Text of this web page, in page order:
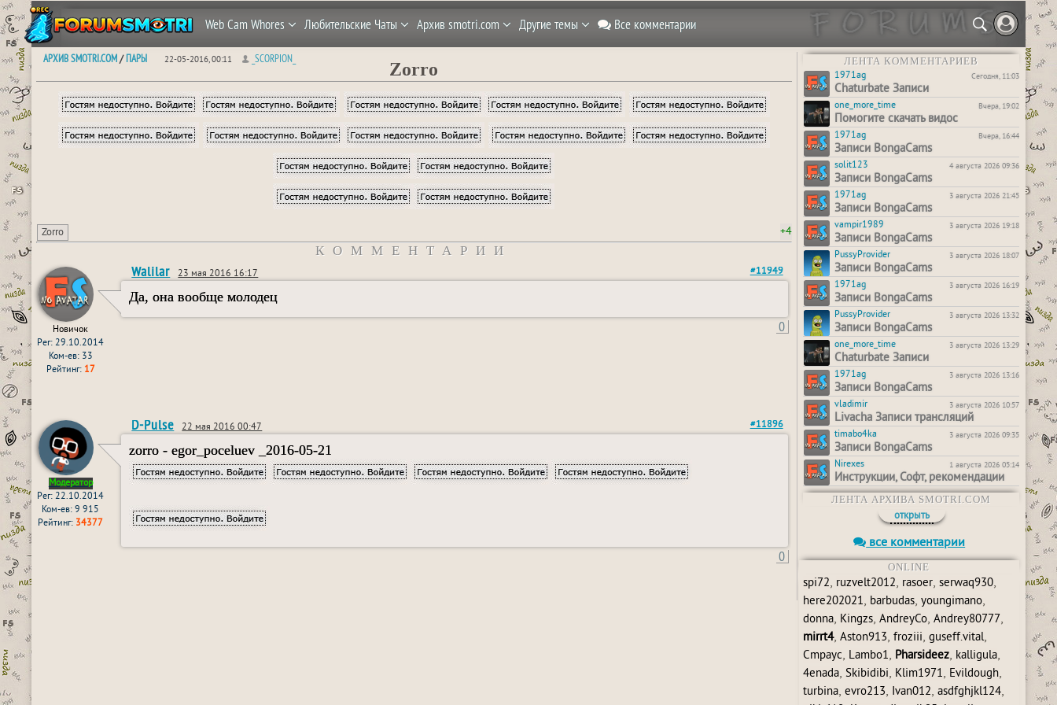
Web Cam Whores Любительские Чаты Архив smotri.com Другие темы Все комментарии
АРХИВ SMOTRI.COM/ПАРЫ 22-05-2016, 00:11 _SCORPION_
Zorro
Zorro +4
КОММЕНТАРИИ
Новичок
Рег: 29.10.2014
Ком-ев: 33
Рейтинг: 17
Walilar 23 мая 2016 16:17 #11949
Да, она вообще молодец
0
Модератор
Рег: 22.10.2014
Ком-ев: 9 915
Рейтинг: 34377
D-Pulse 22 мая 2016 00:47 #11896
zorro - egor_poceluev _2016-05-21
0
ЛЕНТА КОММЕНТАРИЕВ
1971ag
Сегодня, 11:03
Chaturbate Записи
one_more_time Вчера, 19:02
Помогите скачать видос
1971ag Вчера, 16:44
Записи BongaCams
solit123 4 августа 2026 09:36
Записи BongaCams
1971ag 3 августа 2026 21:45
Записи BongaCams
vampir1989 3 августа 2026 19:18
Записи BongaCams
PussyProvider 3 августа 2026 18:07
Записи BongaCams
1971ag 3 августа 2026 16:19
Записи BongaCams
PussyProvider 3 августа 2026 13:32
Записи BongaCams
one_more_time 3 августа 2026 13:29
Chaturbate Записи
1971ag 3 августа 2026 13:16
Записи BongaCams
vladimir 3 августа 2026 10:57
Livacha Записи трансляций
timabo4ka 3 августа 2026 09:35
Записи BongaCams
Nirexes 1 августа 2026 05:14
Инструкции, Софт, рекомендации
ЛЕНТА АРХИВА SMOTRI.COM
открыть
все комментарии
ONLINE
spi72, ruzvelt2012, rasoer, serwaq930,
here202021, barbudas, youngimano,
donna, Kingzs, AndreyCo, Andrey80777,
mirrt4, Aston913, froziii, guseff.vital,
Cmpayc, Lambo1, Pharsideez, kalligula,
4enada, Skibidibi, Klim1971, Evildough,
turbina, evro213, Ivan012, asdfghjkl124,